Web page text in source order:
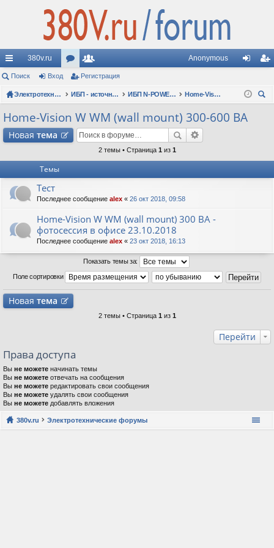
с
ы
лк
380v.ru
ор
ум
ол
ьз
ов
ат
Anonymous
д ис
Поиск Вход Регистрация
Электротехнические форумы ИБП - источники бесперебойного питания ИБП N-POWER: новые модели (презентации, фотосессии, обзоры)
Home-Vision W WM (wall mount) 300-600 ВА
Home-Vision W WM (wall mount) 300-600 ВА
Новая тема
2 темы • Страница 1 из 1
Темы
Тест
Последнее сообщение alex « 26 окт 2018, 09:58
Home-Vision W WM (wall mount) 300 ВА -
фотосессия в офисе 23.10.2018
Последнее сообщение alex « 23 окт 2018, 16:13
Показать темы за:
Поле сортировки
Новая тема
2 темы • Страница 1 из 1
Перейти
Права доступа
Вы не можете начинать темы
Вы не можете отвечать на сообщения
Вы не можете редактировать свои сообщения
Вы не можете удалять свои сообщения
Вы не можете добавлять вложения
380v.ru Электротехнические форумы